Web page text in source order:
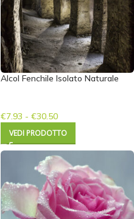
Alcol Fenchile Isolato Naturale
€7.93 - €30.50
VEDI PRODOTTO